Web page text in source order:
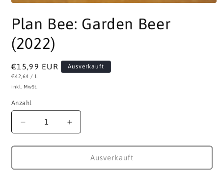
in
Modal
öffnen
Plan Bee: Garden Beer
(2022)
Normaler
Preis
€15,99 EUR
STÜCKPREIS
€42,64 / PRO
L
Ausverkauft
inkl. MwSt.
Anzahl
Verringere
die
Menge
Plan
Erhöhe
die
Menge
Plan
Ausverkauft